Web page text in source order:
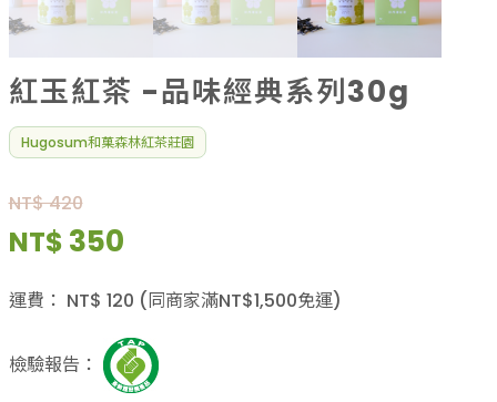
農業策略聯盟 送禮專區
優質水果
紅玉紅茶 -品味經典系列30g
Hugosum和菓森林紅茶莊園
NT$ 420
NT$ 350
運費： NT$ 120 (同商家滿NT$1,500免運)
檢驗報告：